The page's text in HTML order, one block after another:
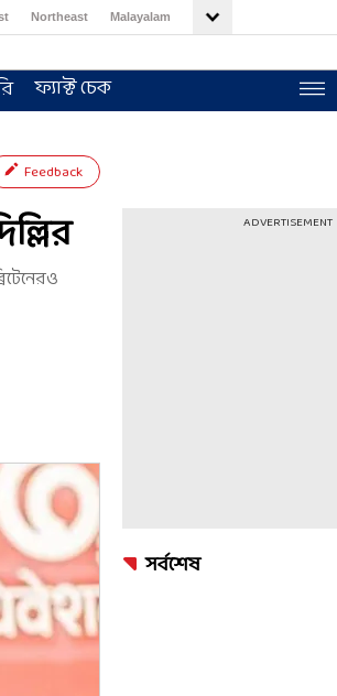
Northeast Malayalam
ফ্যাক্ট চেক
Feedback
ADVERTISEMENT
সর্বশেষ